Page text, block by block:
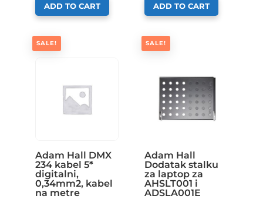
ADD TO CART ADD TO CART
SALE!
Adam Hall DMX
234 kabel 5*
digitalni,
0,34mm2, kabel
na metre
SALE!
Adam Hall
Dodatak stalku
za laptop za
AHSLT001 i
ADSLA001E